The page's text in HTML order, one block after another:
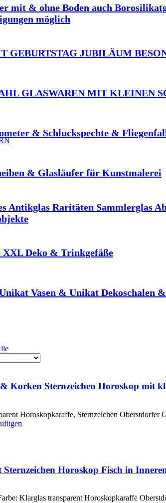
mit & ohne Boden auch
möglich
GEBURTSTAG JUBILÄUM
GLASWAREN MIT KLEINEN
& Schluckspechte &
& Glasläufer für Kunstmalerei
Antikglas Raritäten Sammlerglas
XXL Deko & Trinkgefäße
Vasen & Unikat Dekoschalen
Korken Sternzeichen Horoskop mit
Horoskopkaraffe, Sternzeichen Oberstdorfer
Horoskop Fisch in
Klarglas transparent Horoskopkaraffe